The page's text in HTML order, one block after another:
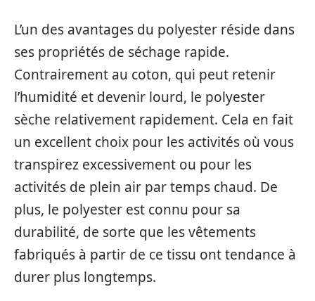
L’un des avantages du polyester réside dans
ses propriétés de séchage rapide.
Contrairement au coton, qui peut retenir
l’humidité et devenir lourd, le polyester
sèche relativement rapidement. Cela en fait
un excellent choix pour les activités où vous
transpirez excessivement ou pour les
activités de plein air par temps chaud. De
plus, le polyester est connu pour sa
durabilité, de sorte que les vêtements
fabriqués à partir de ce tissu ont tendance à
durer plus longtemps.